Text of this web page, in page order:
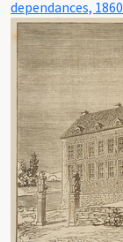
dependances, 1860